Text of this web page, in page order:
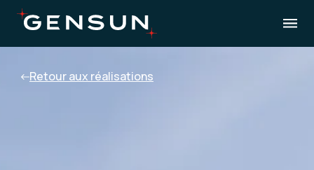
Retour aux réalisations